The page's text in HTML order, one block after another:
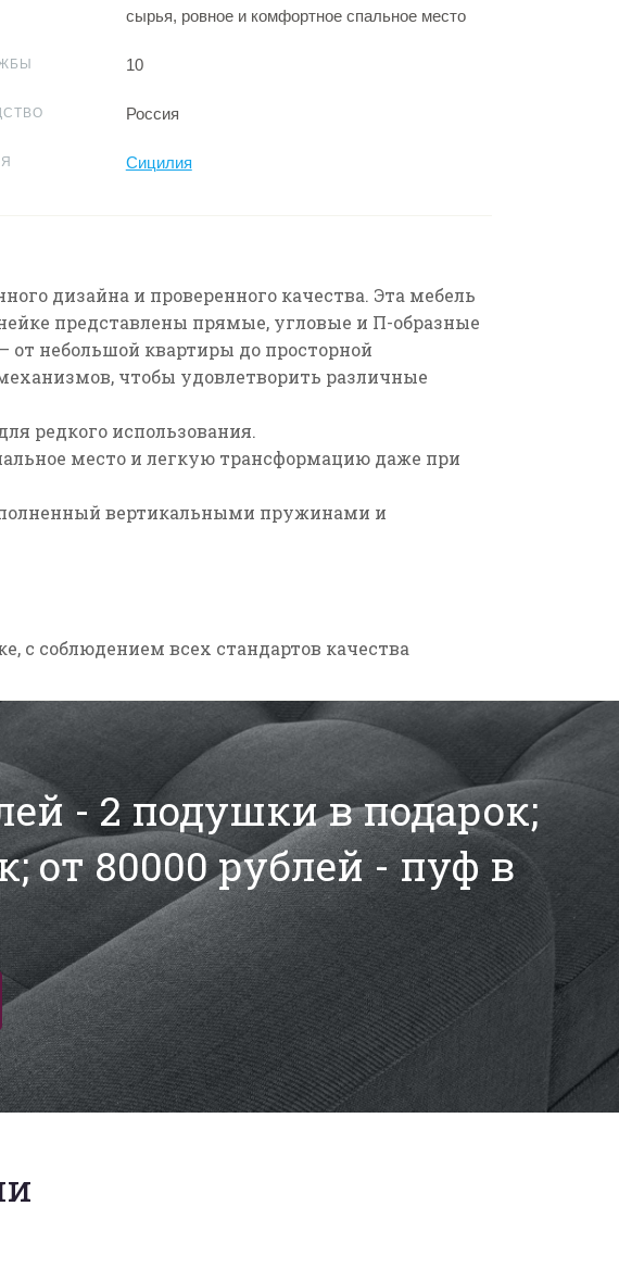
сырья, ровное и комфортное спальное место
10
Россия
Сицилия
дизайна и проверенного качества. Эта мебель
представлены прямые, угловые и П-образные
от небольшой квартиры до просторной
чтобы удовлетворить различные
редкого использования.
место и легкую трансформацию даже при
вертикальными пружинами и
с соблюдением всех стандартов качества
- 2 подушки в подарок;
от 80000 рублей - пуф в